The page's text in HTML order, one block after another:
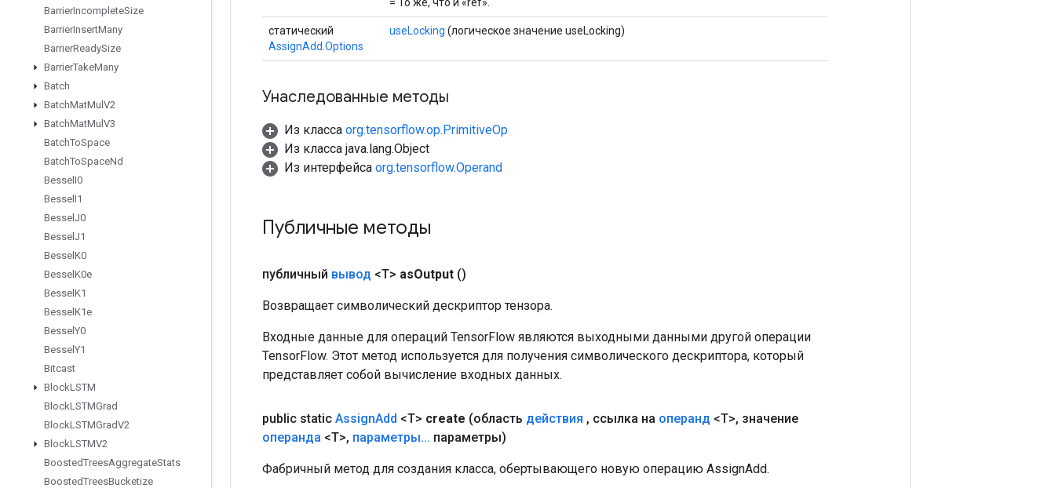
BarrierIncompleteSize
BarrierInsertMany
BarrierReadySize
BarrierTakeMany
Batch
BatchMatMul V2
BatchMatMul V3
BatchToSpace
BatchToSpaceNd
Bessel I0
Bessel I1
Bessel J0
Bessel J1
Bessel K0
Bessel K0e
Bessel K1
Bessel K1e
Bessel Y0
Bessel Y1
Bitcast
BlockLSTM
BlockLSTMGrad
BlockLSTMGradV2
BlockLSTMV2
BoostedTreesAggregateStats
BoostedTreesBucketize
статический
AssignAdd.Options
useLocking (логическое значение useLocking)
Унаследованные методы
Из класса org.tensorflow.op.PrimitiveOp
Из класса java.lang.Object
Из интерфейса org.tensorflow.Operand
Публичные методы
публичный вывод <T> asOutput ()
Возвращает символический дескриптор тензора.
Входные данные для операций TensorFlow являются выходными данными другой операции
TensorFlow. Этот метод используется для получения символического дескриптора, который
представляет собой вычисление входных данных.
public static AssignAdd <T> create (область действия , ссылка на операнд <T>, значение
операнда <T>, параметры... параметры)
Фабричный метод для создания класса, обертывающего новую операцию AssignAdd.